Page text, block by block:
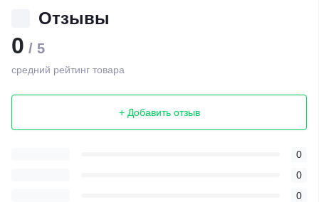
Отзывы
0 / 5
средний рейтинг товара
+ Добавить отзыв
0
0
0